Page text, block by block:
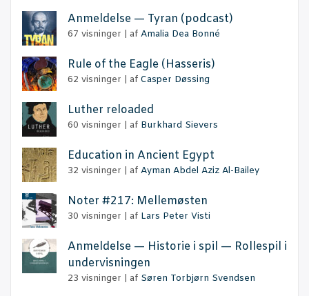
Anmel­del­se — Tyran (podcast)
67 visninger af Amalia Dea Bonné
Rule of the Eag­le (Has­se­ris)
62 visninger af Casper Døssing
Lut­her reloaded
60 visninger af Burkhard Sievers
Educa­tion in Anci­ent Egypt
32 visninger af Ayman Abdel Aziz Al-Bailey
Noter #217: Mellemøsten
30 visninger af Lars Peter Visti
Anmel­del­se — Histo­rie i spil — Rol­le­spil i
undervisningen
23 visninger af Søren Torbjørn Svendsen